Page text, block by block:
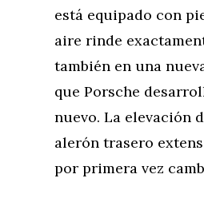
está equipado con
aire rinde
también en una
que Porsche
nuevo. La elevación
alerón trasero
por primera vez